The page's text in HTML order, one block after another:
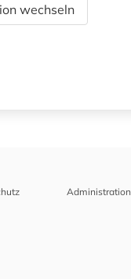
wechseln
Administration